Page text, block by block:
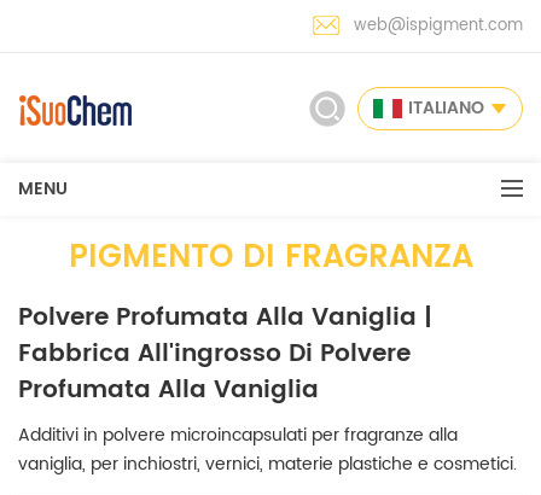
web@ispigment.com
ITALIANO
MENU
PIGMENTO DI FRAGRANZA
Polvere Profumata Alla Vaniglia |
Fabbrica All'ingrosso Di Polvere
Profumata Alla Vaniglia
Additivi in polvere microincapsulati per fragranze alla
vaniglia, per inchiostri, vernici, materie plastiche e cosmetici.